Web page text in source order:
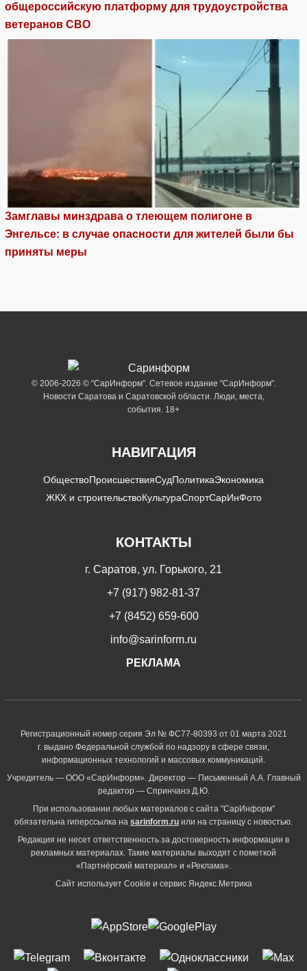
общероссийскую платформу для трудоустройства
ветеранов СВО
Замглавы минздрава о тлеющем полигоне в
Энгельсе: в случае опасности для жителей были бы
приняты меры
© 2006-2026 © "СарИнформ". Сетевое издание "СарИнформ".
Новости Саратова и Саратовской области. Люди, места,
события. 18+
НАВИГАЦИЯ
ОбществоПроисшествияСудПолитикаЭкономика
ЖКХ и строительствоКультураСпортСарИнФото
КОНТАКТЫ
г. Саратов, ул. Горького, 21
+7 (917) 982-81-37
+7 (8452) 659-600
info@sarinform.ru
РЕКЛАМА
Регистрационный номер серия Эл № ФС77-80393 от 01 марта 2021
г. выдано Федеральной службой по надзору в сфере связи,
информационных технологий и массовых коммуникаций.
Учредитель — ООО «СарИнформ». Директор — Письменный А.А. Главный
редактор — Спринчанэ Д.Ю.
При использовании любых материалов с сайта "СарИнформ"
обязательна гиперссылка на sarinform.ru или на страницу с новостью.
Редакция не несет ответственность за достоверность информации в
рекламных материалах. Такие материалы выходят с пометкой
«Партнёрский материал» и «Реклама».
Сайт использует Cookie и сервиc Яндекс.Метрика